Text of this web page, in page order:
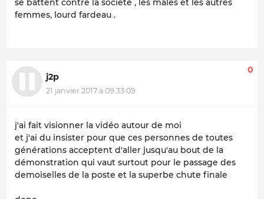
se battent contre la société , les mâles et les autres
femmes, lourd fardeau .
j2p
21 janvier 2017 à 09:33:09
0
j'ai fait visionner la vidéo autour de moi
et j'ai du insister pour que ces personnes de toutes
générations acceptent d'aller jusqu'au bout de la
démonstration qui vaut surtout pour le passage des
demoiselles de la poste et la superbe chute finale